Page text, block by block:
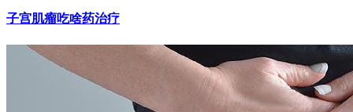
子宫肌瘤吃啥药治疗